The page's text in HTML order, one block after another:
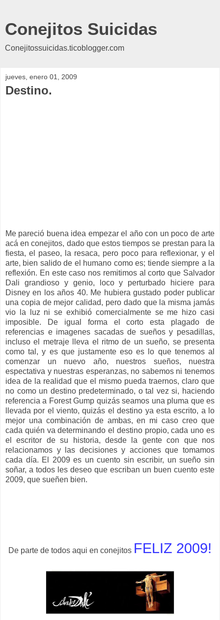
Conejitos Suicidas
Conejitossuicidas.ticoblogger.com
jueves, enero 01, 2009
Destino.
Me pareció buena idea empezar el año con un poco de arte
acá en conejitos, dado que estos tiempos se prestan para la
fiesta, el paseo, la resaca, pero poco para reflexionar, y el
arte, bien salido de el humano como es; tiende siempre a la
reflexión. En este caso nos remitimos al corto que Salvador
Dali grandioso y genio, loco y perturbado hiciere para
Disney en los años 40. Me hubiera gustado poder publicar
una copia de mejor calidad, pero dado que la misma jamás
vio la luz ni se exhibió comercialmente se me hizo casi
imposible. De igual forma el corto esta plagado de
referencias e imagenes sacadas de sueños y pesadillas,
incluso el metraje lleva el ritmo de un sueño, se presenta
como tal, y es que justamente eso es lo que tenemos al
comenzar un nuevo año, nuestros sueños, nuestra
espectativa y nuestras esperanzas, no sabemos ni tenemos
idea de la realidad que el mismo pueda traernos, claro que
no como un destino predeterminado, o tal vez si, haciendo
referencia a Forest Gump quizás seamos una pluma que es
llevada por el viento, quizás el destino ya esta escrito, a lo
mejor una combinación de ambas, en mi caso creo que
cada quién va determinando el destino propio, cada uno es
el escritor de su historia, desde la gente con que nos
relacionamos y las decisiones y acciones que tomamos
cada día. El 2009 es un cuento sin escribir, un sueño sin
soñar, a todos les deseo que escriban un buen cuento este
2009, que sueñen bien.
De parte de todos aqui en conejitos FELIZ 2009!